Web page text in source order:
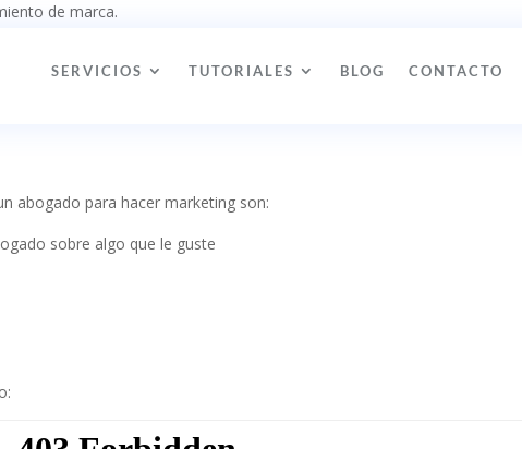
SERVICIOS TUTORIALES BLOG CONTACTO
de marca.
abogado para hacer marketing son:
sobre algo que le guste